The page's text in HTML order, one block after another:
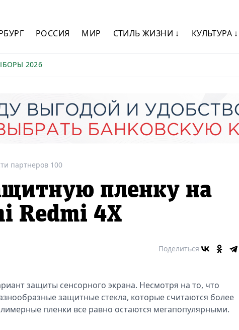
РОССИЯ МИР СТИЛЬ ЖИЗНИ ↓ КУЛЬТУРА ↓
2026
партнеров 100
пленку на
Redmi 4X
Поделиться
защиты сенсорного экрана. Несмотря на то, что
защитные стекла, которые считаются более
пленки все равно остаются мегапопулярными.